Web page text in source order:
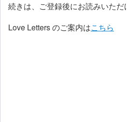
続きは、ご登録後にお読みいただ
Love Letters のご案内はこちら